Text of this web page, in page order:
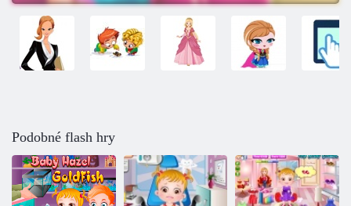
Podobné flash hry